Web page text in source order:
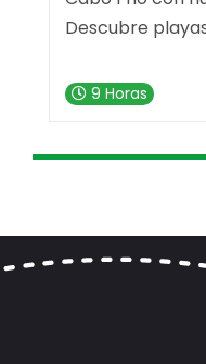
Descubre
9 Horas